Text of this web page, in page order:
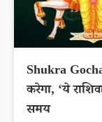
Shukra
करेगा, ‘ये
समय